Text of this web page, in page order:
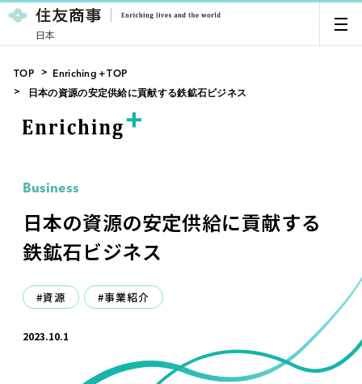
日本
TOP
Enriching＋TOP
日本の資源の安定供給に貢献する鉄鉱石ビジネス
Business
日本の資源の安定供給に貢献する
鉄鉱石ビジネス
#資源 #事業紹介
2023.10.1